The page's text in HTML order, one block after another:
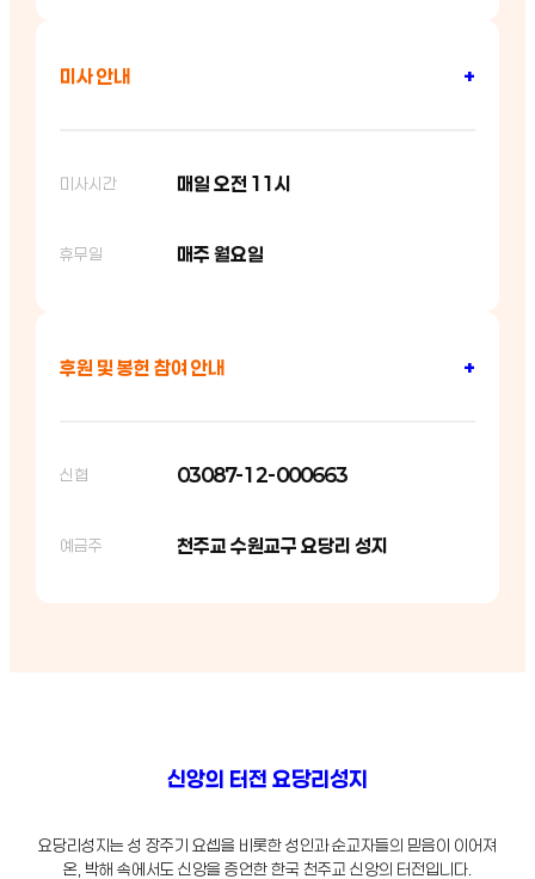
미사 안내 +
미사시간 매일 오전 11시
휴무일 매주 월요일
후원 및 봉헌 참여 안내 +
신협 03087-12-000663
예금주 천주교 수원교구 요당리 성지
신앙의 터전 요당리성지
요당리성지는 성 장주기 요셉을 비롯한 성인과 순교자들의 믿음이 이어져
온, 박해 속에서도 신앙을 증언한 한국 천주교 신앙의 터전입니다.